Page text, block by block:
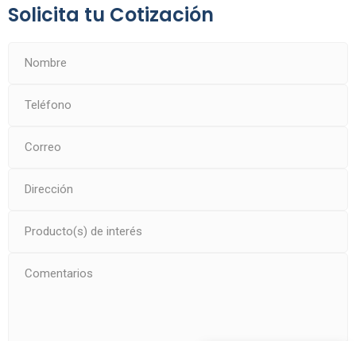
Solicita tu Cotización